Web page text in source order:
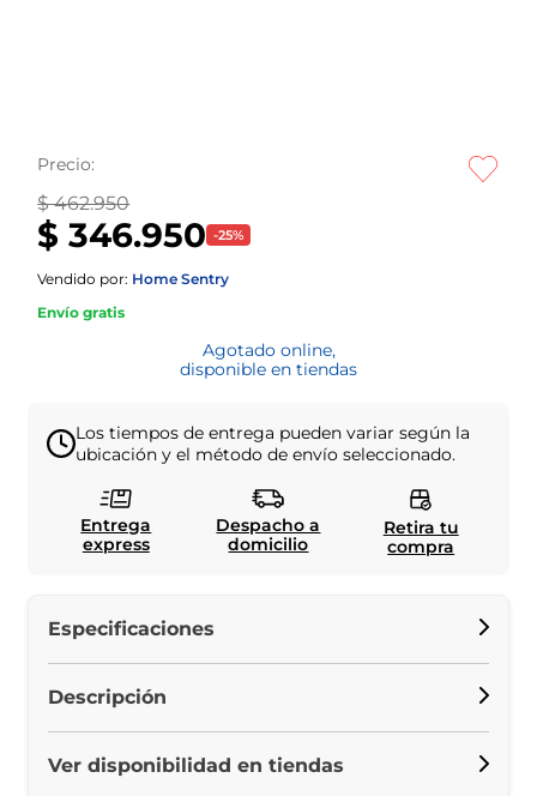
Precio:
$ 462.950
$ 346.950 -25%
Vendido por: Home Sentry
Envío gratis
Agotado online,
disponible en tiendas
Los tiempos de entrega pueden variar según la
ubicación y el método de envío seleccionado.
Entrega
express
Despacho a
domicilio
Retira tu
compra
Especificaciones
Descripción
Ver disponibilidad en tiendas